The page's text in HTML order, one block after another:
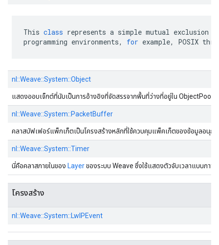
This class represents a simple mutual exclusion
programming environments, for example, POSIX
nl::Weave::System::Object
แสดงออบเจ็กต์ที่นับเป็นการอ้างอิงที่จัดสรรจากพื้นที่ว่างที่อยู่ใน
nl::Weave::System::PacketBuffer
คลาสบัฟเฟอร์แพ็กเก็ตเป็นโครงสร้างหลักที่ใช้ควบคุมแพ็คเก็ตของข้อมูลอนุก
nl::Weave::System::Timer
นี่คือคลาสภายในของ Layerของระบบ Weave ซึ่งใช้แสดงตัวจับเวลาแบบภาพ
โครงสร้าง
nl::Weave::System:: LwIPEvent